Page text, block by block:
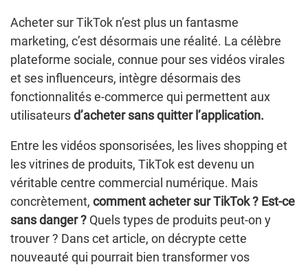
Acheter sur TikTok n’est plus un fantasme
marketing, c’est désormais une réalité. La célèbre
plateforme sociale, connue pour ses vidéos virales
et ses influenceurs, intègre désormais des
fonctionnalités e-commerce qui permettent aux
utilisateursd’acheter sans quitter l’application.
Entre les vidéos sponsorisées, les lives shopping et
les vitrines de produits, TikTok est devenu un
véritable centre commercial numérique. Mais
concrètement, comment acheter sur TikTok? Est-ce
sans danger ? Quels types de produits peut-on y
trouver ? Dans cet article, on décrypte cette
nouveauté qui pourrait bien transformer vos